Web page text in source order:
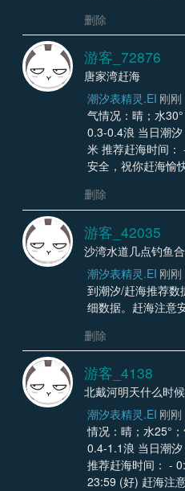
删除
游客_72876
唐家湾赶海
潮汐表精灵.EI 刚刚
气情况：晴；水
0.3-0.4浪 当日潮
米 推荐赶海时间
安全，祝你赶海愉
删除
游客_42035
沙湾水道几点钓鱼
潮汐表精灵.EI 刚刚
到潮汐/赶海推荐数
细数据。赶海注意
删除
游客_4138
北戴河明天什么时
潮汐表精灵.EI 刚刚
情况：晴；水25°
0.4-1.1浪 当日潮
推荐赶海时间： -
23:59 (好) 赶海注